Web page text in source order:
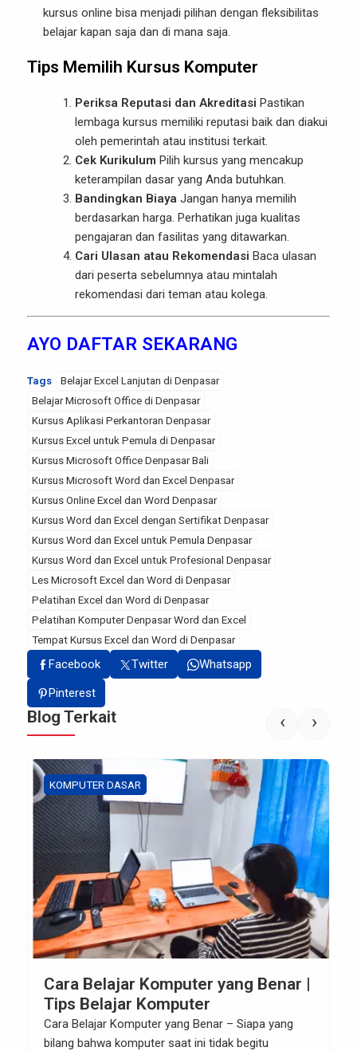
kursus online bisa menjadi pilihan dengan fleksibilitas
belajar kapan saja dan di mana saja.
Tips Memilih Kursus Komputer
Periksa Reputasi dan Akreditasi Pastikan
lembaga kursus memiliki reputasi baik dan diakui
oleh pemerintah atau institusi terkait.
Cek Kurikulum Pilih kursus yang mencakup
keterampilan dasar yang Anda butuhkan.
Bandingkan Biaya Jangan hanya memilih
berdasarkan harga. Perhatikan juga kualitas
pengajaran dan fasilitas yang ditawarkan.
Cari Ulasan atau Rekomendasi Baca ulasan
dari peserta sebelumnya atau mintalah
rekomendasi dari teman atau kolega.
AYO DAFTAR SEKARANG
Tags
Belajar Excel Lanjutan di Denpasar
Belajar Microsoft Office di Denpasar
Kursus Aplikasi Perkantoran Denpasar
Kursus Excel untuk Pemula di Denpasar
Kursus Microsoft Office Denpasar Bali
Kursus Microsoft Word dan Excel Denpasar
Kursus Online Excel dan Word Denpasar
Kursus Word dan Excel dengan Sertifikat Denpasar
Kursus Word dan Excel untuk Pemula Denpasar
Kursus Word dan Excel untuk Profesional Denpasar
Les Microsoft Excel dan Word di Denpasar
Pelatihan Excel dan Word di Denpasar
Pelatihan Komputer Denpasar Word dan Excel
Tempat Kursus Excel dan Word di Denpasar
Facebook Twitter
Whatsapp
Pinterest
Blog Terkait
KOMPUTER DASAR
Cara Belajar Komputer yang Benar |
Tips Belajar Komputer
Cara Belajar Komputer yang Benar – Siapa yang
bilang bahwa komputer saat ini tidak begitu
‹ ›